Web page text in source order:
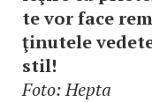
te vor face
ţinutele
stil!
Foto: Hepta